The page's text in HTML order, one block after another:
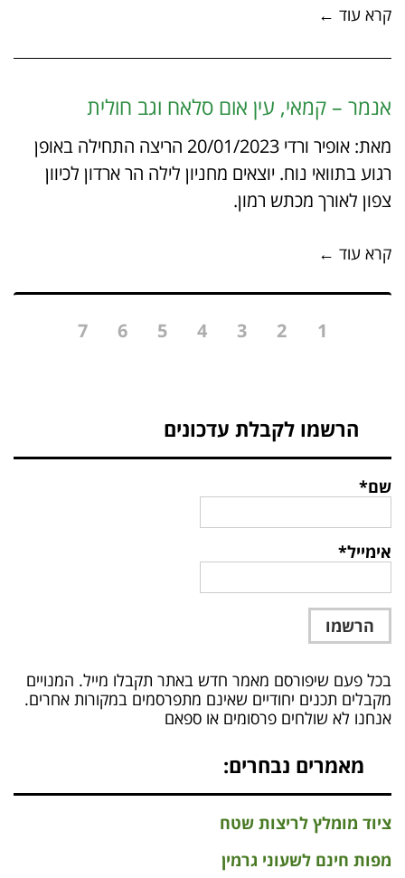
קרא עוד ←
אנמר – קמאי, עין אום סלאח וגב חולית
מאת: אופיר ורדי 20/01/2023 הריצה התחילה באופן
רגוע בתוואי נוח. יוצאים מחניון לילה הר ארדון לכיוון
צפון לאורך מכתש רמון.
קרא עוד ←
1
2
3
4
5
6
7
הרשמו לקבלת עדכונים
שם*
אימייל*
בכל פעם שיפורסם מאמר חדש באתר תקבלו מייל. המנויים
מקבלים תכנים יחודיים שאינם מתפרסמים במקורות אחרים.
אנחנו לא שולחים פרסומים או ספאם
מאמרים נבחרים:
ציוד מומלץ לריצות שטח
מפות חינם לשעוני גרמין